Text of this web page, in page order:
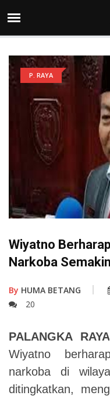
P. RAYA
Wiyatno
Narkoba
By HUMA BETANG
20
PALANGKA RAYA
Wiyatno
narkoba di
ditingkatkan,